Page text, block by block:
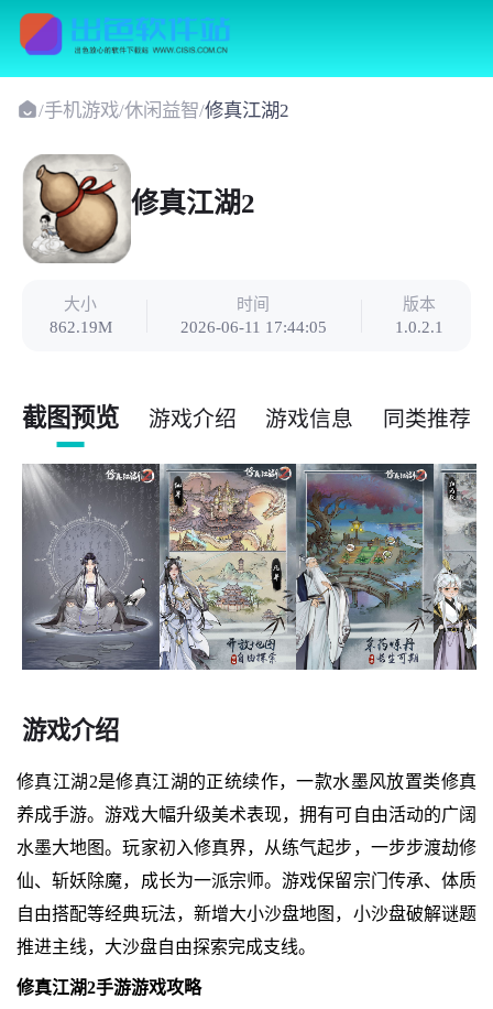
/手机游戏/休闲益智/修真江湖2
修真江湖2
大小
862.19M
时间
2026-06-11 17:44:05
版本
1.0.2.1
截图预览 游戏介绍 游戏信息 同类推荐
游戏介绍
修真江湖2是修真江湖的正统续作，一款水墨风放置类修真
养成手游。游戏大幅升级美术表现，拥有可自由活动的广阔
水墨大地图。玩家初入修真界，从练气起步，一步步渡劫修
仙、斩妖除魔，成长为一派宗师。游戏保留宗门传承、体质
自由搭配等经典玩法，新增大小沙盘地图，小沙盘破解谜题
推进主线，大沙盘自由探索完成支线。
修真江湖2手游游戏攻略